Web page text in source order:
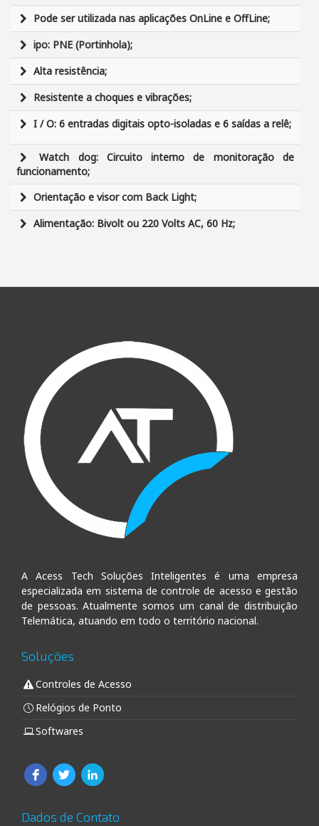
Pode ser utilizada nas aplicações OnLine e OffLine;
ipo: PNE (Portinhola);
Alta resistência;
Resistente a choques e vibrações;
I / O: 6 entradas digitais opto-isoladas e 6 saídas a relê;
Watch dog: Circuito interno de monitoração de
funcionamento;
Orientação e visor com Back Light;
Alimentação: Bivolt ou 220 Volts AC, 60 Hz;
A Acess Tech Soluções Inteligentes é uma empresa
especializada em sistema de controle de acesso e gestão
de pessoas. Atualmente somos um canal de distribuição
Telemática, atuando em todo o território nacional.
Soluções
Controles de Acesso
Relógios de Ponto
Softwares
Dados de Contato